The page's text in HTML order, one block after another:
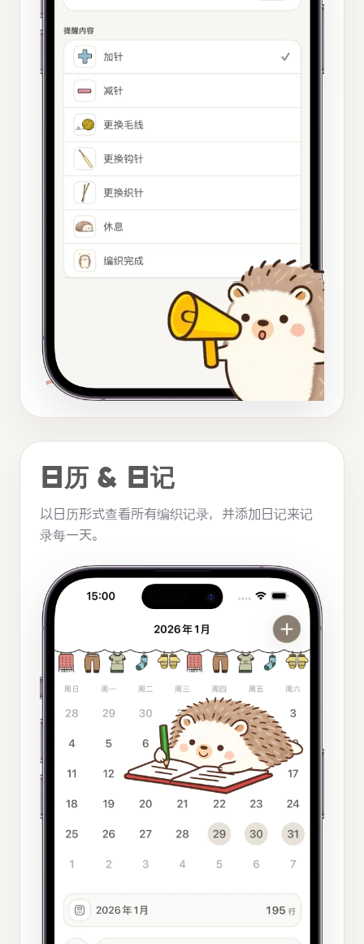
日历 & 日记
以日历形式查看所有编织记录，并添加日记来记
录每一天。